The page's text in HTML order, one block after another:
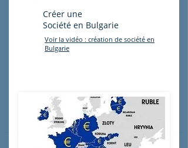
Créer une
Société en Bulgarie
Voir la vidéo : création de société en
Bulgarie